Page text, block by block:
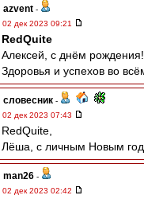
azvent -
02 дек 2023 09:21
RedQuite
Алексей, с днём рождения!
Здоровья и успехов во
словесник -
02 дек 2023 07:43
RedQuite,
Лёша, с личным Новым
man26 -
02 дек 2023 02:42